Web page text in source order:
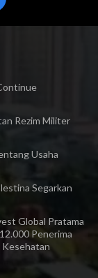
Rezim Militer
Usaha
Segarkan
Global Pratama
Penerima
Kesehatan